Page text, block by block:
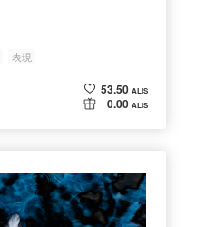
表現
53.50 ALIS
0.00 ALIS